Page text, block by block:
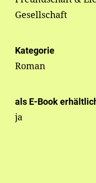
Gesellschaft
Kategorie
Roman
als E-Book
ja